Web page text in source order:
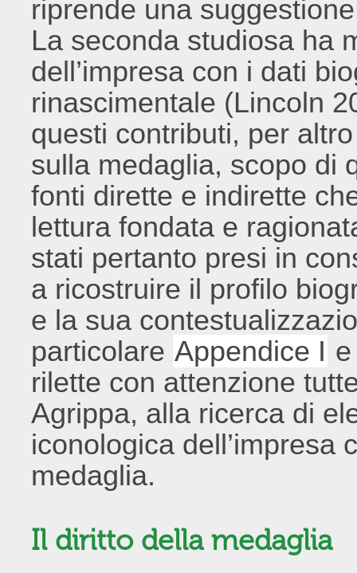
riprende una
La seconda studiosa ha
dell’impresa con i dati
rinascimentale (Lincoln
questi contributi, per
sulla medaglia, scopo di
fonti dirette e indirette
lettura fondata e
stati pertanto presi in
a ricostruire il profilo
e la sua
particolare Appendice I
rilette con attenzione
Agrippa, alla ricerca di
iconologica dell’impresa
medaglia.
Il diritto della medaglia